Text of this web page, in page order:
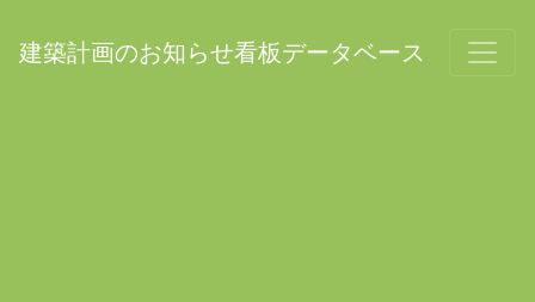
建築計画のお知らせ看板データベース